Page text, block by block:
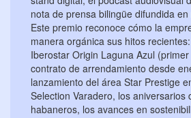
nota de prensa bilingüe difundida
Este premio reconoce cómo la
manera orgánica sus hitos
Iberostar Origin Laguna Azul
contrato de arrendamiento desde
lanzamiento del área Star Prestige
Selection Varadero, los aniversarios
habaneros, los avances en